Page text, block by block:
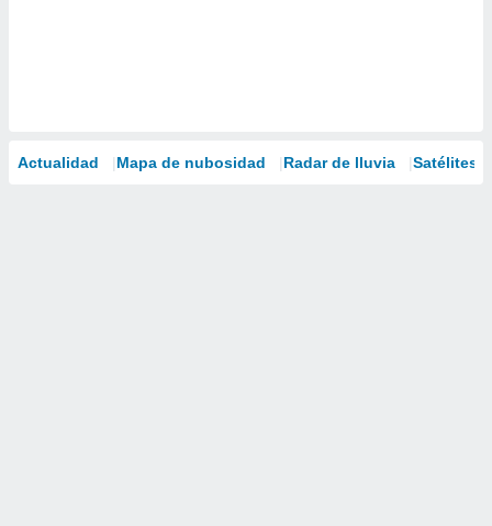
Actualidad Mapa de nubosidad Radar de lluvia Satélites